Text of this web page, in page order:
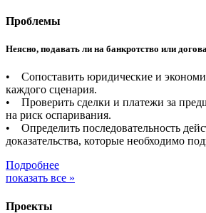
Проблемы
Неясно, подавать ли на банкротство или
• Сопоставить юридические и
каждого сценария.
• Проверить сделки и платежи за
на риск оспаривания.
• Определить последовательность
доказательства, которые необходимо
Подробнее
показать все »
Проекты